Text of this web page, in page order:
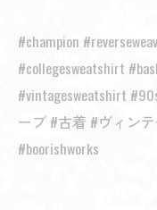
#champion
#collegesweatshirt
#vintagesweatshirt
ーブ #古着 #ヴィン
#boorishworks